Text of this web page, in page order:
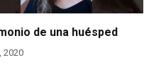
de una huésped
2020